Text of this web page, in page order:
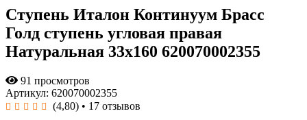
Ступень Италон Континуум Брасс
Голд ступень угловая правая
Натуральная 33x160 620070002355
91 просмотров
Артикул: 620070002355
(4,80) • 17 отзывов